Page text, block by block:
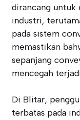
dirancang untuk
industri,
pada sistem
memastikan
sepanjang
mencegah
Di Blitar,
terbatas pada